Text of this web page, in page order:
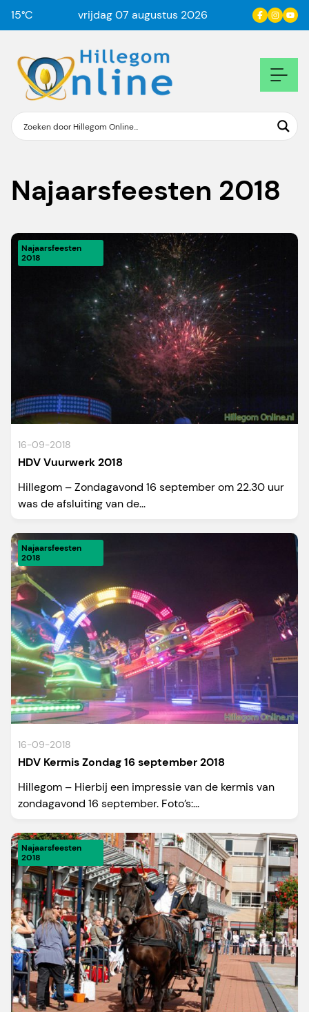
15°C vrijdag 07 augustus 2026
Najaarsfeesten 2018
Najaarsfeesten
2018
16-09-2018
HDV Vuurwerk 2018
Hillegom – Zondagavond 16 september om 22.30 uur
was de afsluiting van de...
Najaarsfeesten
2018
16-09-2018
HDV Kermis Zondag 16 september 2018
Hillegom – Hierbij een impressie van de kermis van
zondagavond 16 september. Foto’s:...
Najaarsfeesten
2018